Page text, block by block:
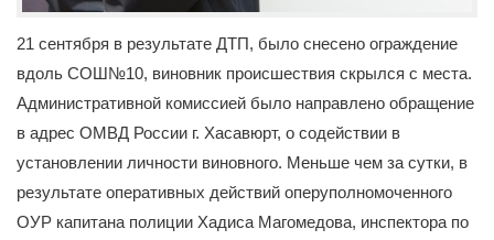
21 сентября в результате ДТП, было снесено ограждение
вдоль СОШ№10, виновник происшествия скрылся с места.
Административной комиссией было направлено обращение
в адрес ОМВД России г. Хасавюрт, о содействии в
установлении личности виновного. Меньше чем за сутки, в
результате оперативных действий оперуполномоченного
ОУР капитана полиции Хадиса Магомедова, инспектора по